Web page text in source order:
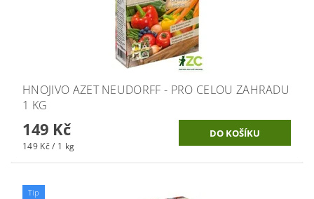
HNOJIVO AZET NEUDORFF - PRO CELOU ZAHRADU
1 KG
149 Kč
149 Kč / 1 kg
Tip